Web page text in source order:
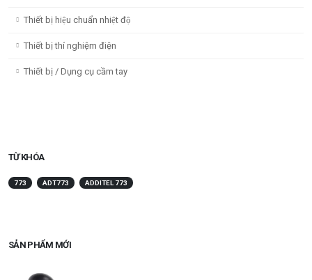
Thiết bị hiệu chuẩn nhiệt độ
Thiết bị thí nghiệm điện
Thiết bị / Dụng cụ cầm tay
TỪ KHÓA
773 ADT773 ADDITEL 773
SẢN PHẨM MỚI